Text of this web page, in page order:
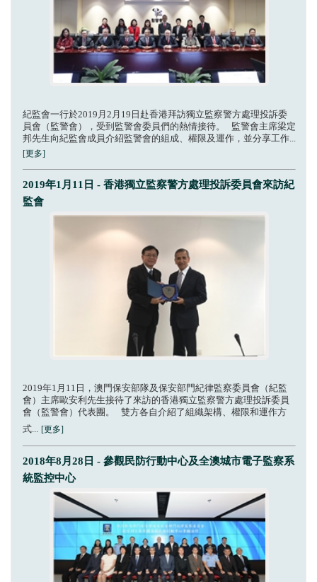
紀監會一行於2019月2月19日赴香港拜訪獨立監察警方處理投訴委
員會（監警會），受到監警會委員們的熱情接待。 監警會主席梁定
邦先生向紀監會成員介紹監警會的組成、權限及運作，並分享工作...
[更多]
2019年1月11日 - 香港獨立監察警方處理投訴委員會來訪紀
監會
2019年1月11日，澳門保安部隊及保安部門紀律監察委員會（紀監
會）主席歐安利先生接待了來訪的香港獨立監察警方處理投訴委員
會（監警會）代表團。 雙方各自介紹了組織架構、權限和運作方
式... [更多]
2018年8月28日 - 參觀民防行動中心及全澳城市電子監察系
統監控中心